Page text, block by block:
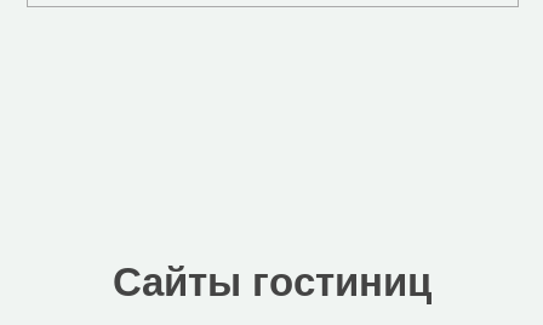
Сайты гостиниц